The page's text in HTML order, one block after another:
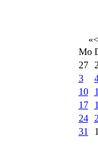
«<
Mo
27
3
10
17
24
31